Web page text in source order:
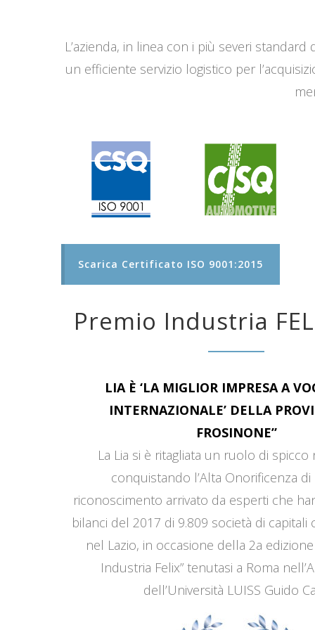
L’azienda, in linea con i più severi
un efficiente servizio logistico per
Scarica Certificato ISO 9001:2015
Premio Industria
LIA È ‘LA MIGLIOR IMPRESA A
INTERNAZIONALE’ DELLA
FROSINONE”
La Lia si è ritagliata un ruolo di
conquistando l’Alta Onorificenza di
riconoscimento arrivato da esperti che
bilanci del 2017 di 9.809 società di capitali
nel Lazio, in occasione della 2a
Industria Felix” tenutasi a Roma
dell’Università LUISS Guido